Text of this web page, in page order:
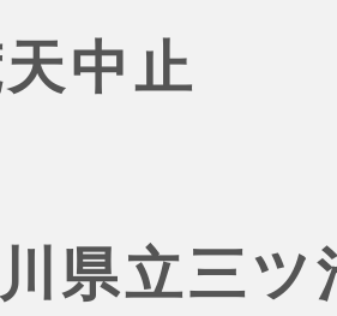
中止
県立三ツ